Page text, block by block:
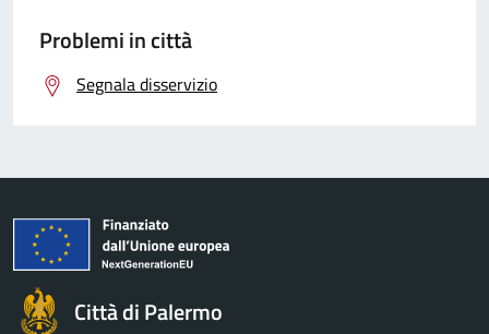
Problemi in città
Segnala disservizio
Città di Palermo